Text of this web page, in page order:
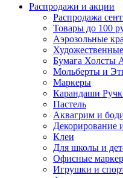
Распродажи и акции
Распродажа
Товары до 100
Аэрозольные
Бумага Холсты
Мольберты и
Маркеры
Карандаши
Пастель
Аквагрим и
Декорирование
Клеи
Для школы и
Офисные
Игрушки и